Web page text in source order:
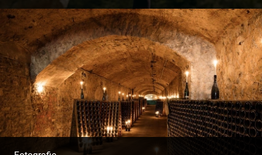
Freiheit genießen | Körper, Geist und Energie
| Ruhe und Entspannung | Bewusstsein für
Natur